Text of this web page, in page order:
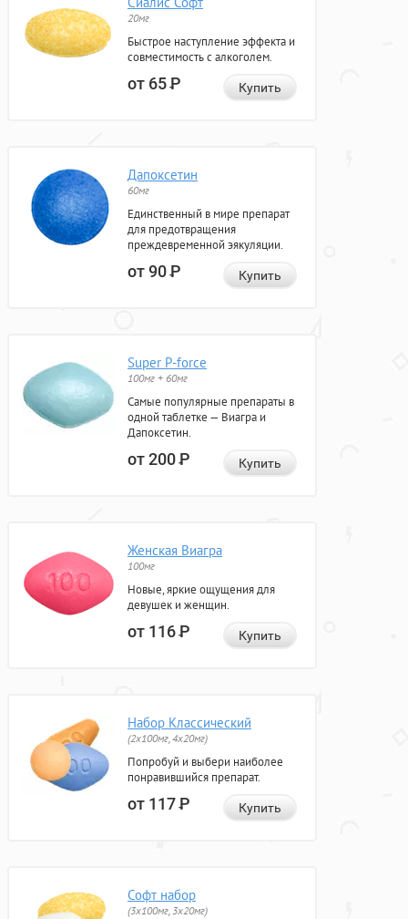
20мг
Быстрое наступление эффекта и
совместимость с алкоголем.
от 65Р Купить
Дапоксетин
60мг
Единственный в мире препарат
для предотвращения
преждевременной эякуляции.
от 90Р Купить
Super P-force
100мг + 60мг
Самые популярные препараты в
одной таблетке — Виагра и
Дапоксетин.
от 200Р Купить
Женская Виагра
100мг
Новые, яркие ощущения для
девушек и женщин.
от 116Р Купить
Набор Классический
(2x100мг, 4x20мг)
Попробуй и выбери наиболее
понравившийся препарат.
от 117Р Купить
Софт набор
(3x100мг, 3x20мг)